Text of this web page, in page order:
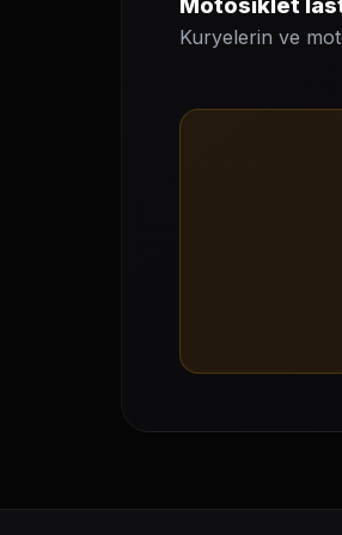
Motosiklet
Kuryelerin ve